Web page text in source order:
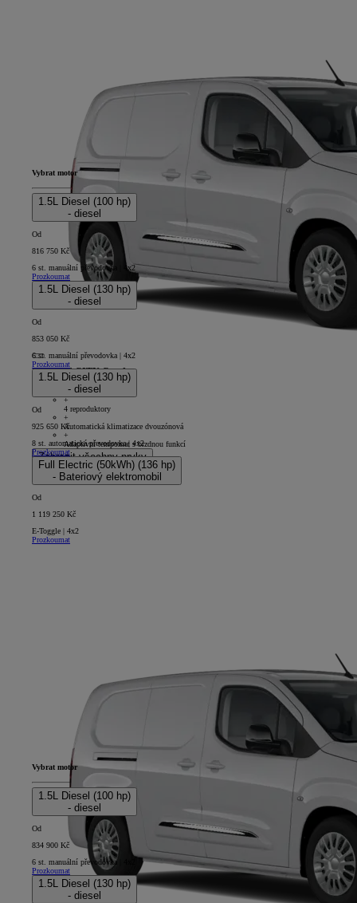
PROACE CITY Comfort
5D - Panel Van Short
+
4 reproduktory
+
Automatická klimatizace dvouzónová
+
Adaptivní tempomat s brzdnou funkcí
Zobrazit všechny prvky
Vybrat motor
1.5L Diesel (100 hp)
- diesel
Od
816 750 Kč
6 st. manuální převodovka | 4x2
Prozkoumat
1.5L Diesel (130 hp)
- diesel
Od
853 050 Kč
6 st. manuální převodovka | 4x2
Prozkoumat
1.5L Diesel (130 hp)
- diesel
Od
925 650 Kč
8 st. automatická převodovka | 4x2
Prozkoumat
Full Electric (50kWh) (136 hp)
- Bateriový elektromobil
Od
1 119 250 Kč
E-Toggle | 4x2
Prozkoumat
Vybrat motor
1.5L Diesel (100 hp)
- diesel
Od
834 900 Kč
6 st. manuální převodovka | 4x2
Prozkoumat
1.5L Diesel (130 hp)
- diesel